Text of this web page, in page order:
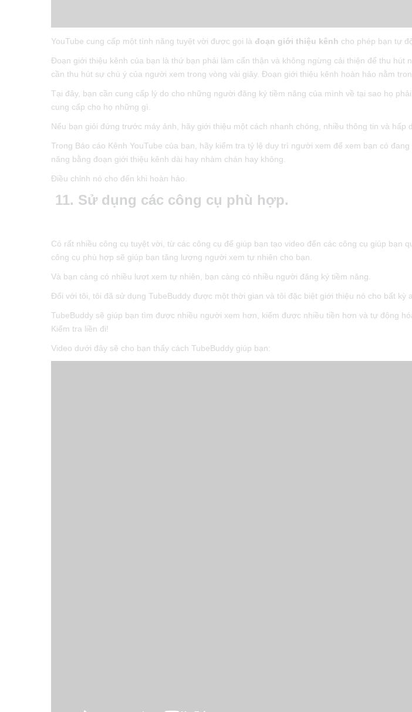
YouTube cung cấp một tính năng tuyệt vời được gọi là đoạn giới thiệu kênh cho phép bạn tự
Đoạn giới thiệu kênh của bạn là thứ bạn phải làm cẩn thận và không ngừng cải thiện để thu hút
cần thu hút sự chú ý của người xem trong vòng vài giây. Đoạn giới thiệu kênh hoàn hảo nằm
Tại đây, bạn cần cung cấp lý do cho những người đăng ký tiềm năng của mình về tại sao họ
cung cấp cho họ những gì.
Nếu bạn giỏi đứng trước máy ảnh, hãy giới thiệu một cách nhanh chóng, nhiều thông tin và hấp
Trong Báo cáo Kênh YouTube của bạn, hãy kiểm tra tỷ lệ duy trì người xem để xem bạn có
năng bằng đoạn giới thiệu kênh dài hay nhàm chán hay không.
Điều chỉnh nó cho đến khi hoàn hảo.
11. Sử dụng các công cụ phù hợp.
Có rất nhiều công cụ tuyệt vời, từ các công cụ để giúp bạn tạo video đến các công cụ giúp bạn
công cụ phù hợp sẽ giúp bạn tăng lượng người xem tự nhiên cho bạn.
Và bạn càng có nhiều lượt xem tự nhiên, bạn càng có nhiều người đăng ký tiềm năng.
Đối với tôi, tôi đã sử dụng TubeBuddy được một thời gian và tôi đặc biệt giới thiệu nó cho bất kỳ
TubeBuddy sẽ giúp bạn tìm được nhiều người xem hơn, kiếm được nhiều tiền hơn và tự động
Kiểm tra liền đi!
Video dưới đây sẽ cho bạn thấy cách TubeBuddy giúp bạn: